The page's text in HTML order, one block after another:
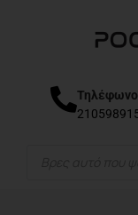
Τηλέφωνο